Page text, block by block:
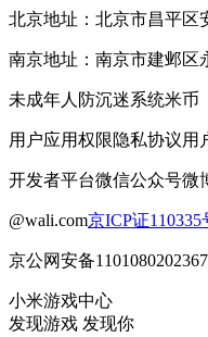
北京地址：北京市昌平区
南京地址：南京市建邺区
未成年人防沉迷系统米币
用户应用权限隐私协议用
开发者平台微信公众号微
@wali.com京ICP证110335
京公网安备
小米游戏中心
发现游戏 发现你